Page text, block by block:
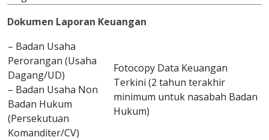
Dokumen Laporan Keuangan
– Badan Usaha
Perorangan (Usaha
Dagang/UD)
– Badan Usaha Non
Badan Hukum
(Persekutuan
Komanditer/CV)
Fotocopy Data Keuangan
Terkini (2 tahun terakhir
minimum untuk nasabah Badan
Hukum)